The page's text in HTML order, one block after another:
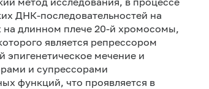
ДНК-последовательностей на
на длинном плече 20-й хромосомы,
является репрессором
эпигенетическое мечение и
и супрессорами
функций, что проявляется в